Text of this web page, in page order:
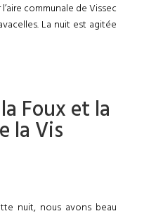
communale de Vissec
La nuit est agitée
Foux et la
la Vis
nuit, nous avons beau